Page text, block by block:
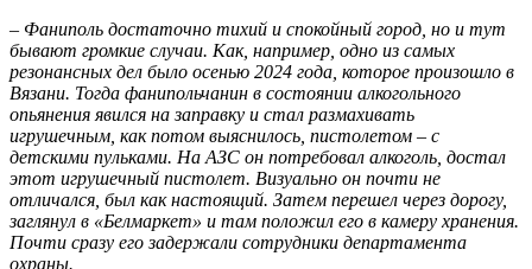
– Фаниполь достаточно тихий и спокойный город, но и тут
бывают громкие случаи. Как, например, одно из самых
резонансных дел было осенью 2024 года, которое произошло в
Вязани. Тогда фанипольчанин в состоянии алкогольного
опьянения явился на заправку и стал размахивать
игрушечным, как потом выяснилось, пистолетом – с
детскими пульками. На АЗС он потребовал алкоголь, достал
этот игрушечный пистолет. Визуально он почти не
отличался, был как настоящий. Затем перешел через дорогу,
заглянул в «Белмаркет» и там положил его в камеру хранения.
Почти сразу его задержали сотрудники департамента
охраны.